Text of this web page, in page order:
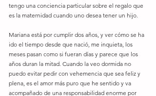
tengo una conciencia particular sobre el regalo que
es la maternidad cuando uno desea tener un hijo.
Mariana está por cumplir dos años, y ver cómo se ha
ido el tiempo desde que nació, me inquieta, los
meses pasan como si fueran días y parece que los
años duran la mitad. Cuando la veo dormida no
puedo evitar pedir con vehemencia que sea feliz y
plena, es el amor más puro que he sentido y va
acompañado de una responsabilidad enorme por